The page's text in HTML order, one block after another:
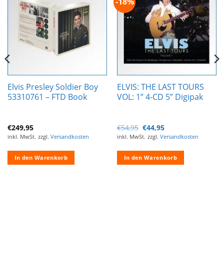
Wunschliste
hinzufügen
Elvis Presley Soldier Boy
53310761 – FTD Book
€249,95
inkl. MwSt. zzgl. Versandkosten
In den Warenkorb
Wunschliste
hinzufügen
ELVIS: THE LAST TOURS
VOL: 1” 4-CD 5” Digipak
€54,95 Ursprünglicher
Preis
war:
€44,95Aktueller
Preis
ist:
inkl. MwSt. zzgl. Versandkosten
In den Warenkorb